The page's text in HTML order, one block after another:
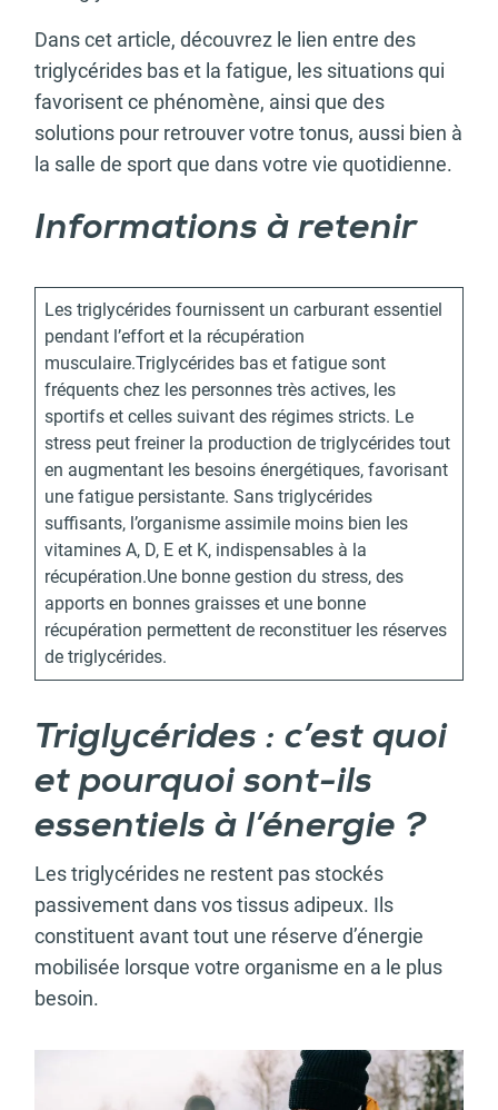
Dans cet article, découvrez le lien entre des
triglycérides bas et la fatigue, les situations qui
favorisent ce phénomène, ainsi que des
solutions pour retrouver votre tonus, aussi bien à
la salle de sport que dans votre vie quotidienne.
Informations à retenir
Les triglycérides fournissent un carburant essentiel
pendant l’effort et la récupération
musculaire.Triglycérides bas et fatigue sont
fréquents chez les personnes très actives, les
sportifs et celles suivant des régimes stricts. Le
stress peut freiner la production de triglycérides tout
en augmentant les besoins énergétiques, favorisant
une fatigue persistante. Sans triglycérides
suffisants, l’organisme assimile moins bien les
vitamines A, D, E et K, indispensables à la
récupération.Une bonne gestion du stress, des
apports en bonnes graisses et une bonne
récupération permettent de reconstituer les réserves
de triglycérides.
Triglycérides : c’est quoi
et pourquoi sont-ils
essentiels à l’énergie ?
Les triglycérides ne restent pas stockés
passivement dans vos tissus adipeux. Ils
constituent avant tout une réserve d’énergie
mobilisée lorsque votre organisme en a le plus
besoin.